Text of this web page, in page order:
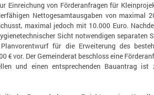
Einreichung von Förderanfragen für
Nettogesamtausgaben von maximal
maximal jedoch mit 10.000 Euro.
Sicht notwendigen separaten
für die Erweiterung des
€ vor. Der Gemeinderat beschloss eine
und einen entsprechenden Bauantrag